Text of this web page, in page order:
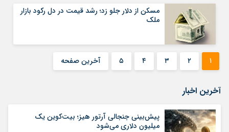
مسکن از دلار جلو زد؛ رشد قیمت در دل رکود بازار
ملک
۱ ۲ ۳ ۴ ۵ آخرین صفحه
آخرین اخبار
پیش‌بینی جنجالی آرتور هیز؛ بیت‌کوین یک
میلیون دلاری می‌شود